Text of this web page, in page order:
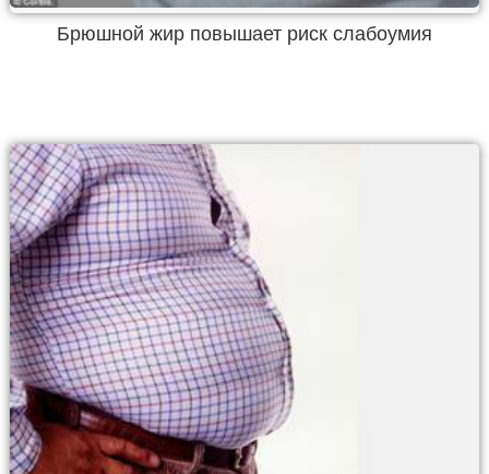
Брюшной жир повышает риск слабоумия